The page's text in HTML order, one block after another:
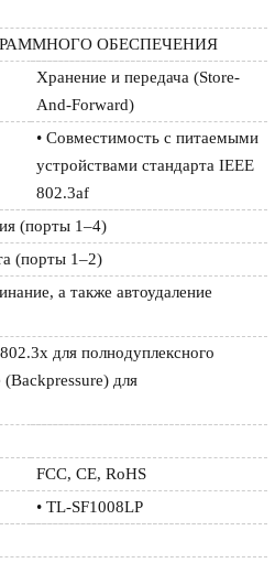
ОБЕСПЕЧЕНИЯ
Хранение и передача (Store-
And-Forward)
• Совместимость с питаемыми
устройствами стандарта IEEE
802.3af
(порты 1–4)
(порты 1–2)
а также автоудаление
для полнодуплексного
для
FCC, CE, RoHS
• TL-SF1008LP